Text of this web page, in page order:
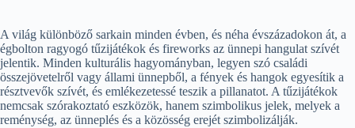
A világ különböző sarkain minden évben, és néha évszázadokon át, a
égbolton ragyogó tűzijátékok és fireworks az ünnepi hangulat szívét
jelentik. Minden kulturális hagyományban, legyen szó családi
összejövetelről vagy állami ünnepből, a fények és hangok egyesítik a
résztvevők szívét, és emlékezetessé teszik a pillanatot. A tűzijátékok
nemcsak szórakoztató eszközök, hanem szimbolikus jelek, melyek a
reménység, az ünneplés és a közösség erejét szimbolizálják.